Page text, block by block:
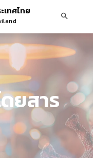
ทศไทย
ยสาร